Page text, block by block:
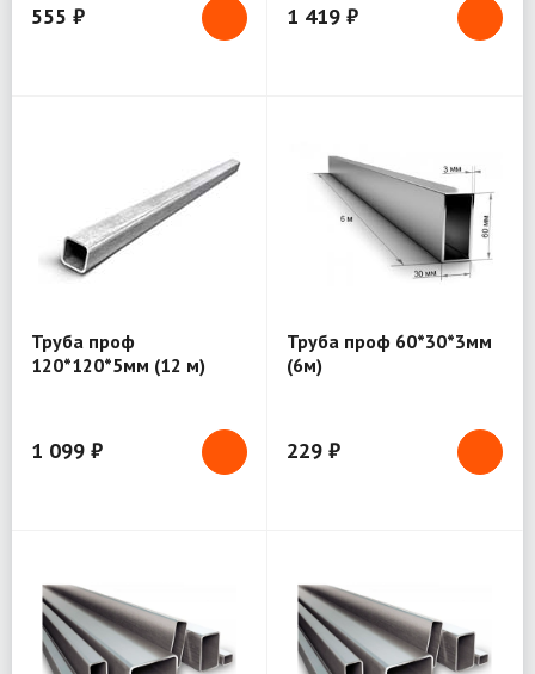
555 ₽ 1 419 ₽
Труба проф
120*120*5мм (12 м)
1 099 ₽
Труба проф 60*30*3мм
(6м)
229 ₽